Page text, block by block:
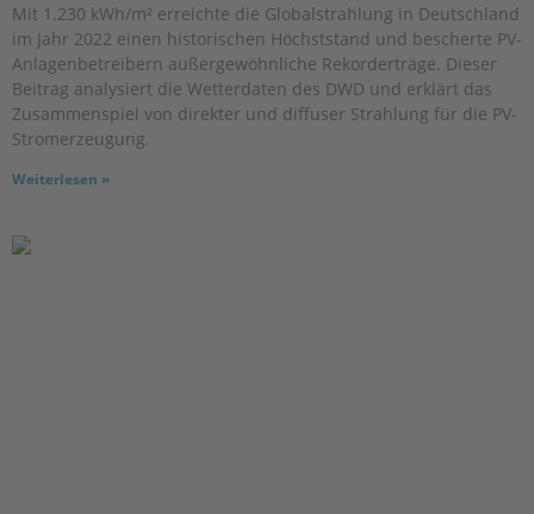
Mit 1.230 kWh/m² erreichte die Globalstrahlung in Deutschland
im Jahr 2022 einen historischen Höchststand und bescherte PV-
Anlagenbetreibern außergewöhnliche Rekorderträge. Dieser
Beitrag analysiert die Wetterdaten des DWD und erklärt das
Zusammenspiel von direkter und diffuser Strahlung für die PV-
Stromerzeugung.
Weiterlesen »